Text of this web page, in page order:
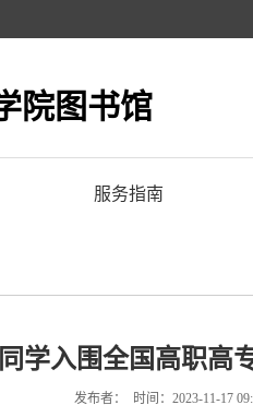
院图书馆
服务指南
学入围全国高职高
发布者： 时间：2023-11-17